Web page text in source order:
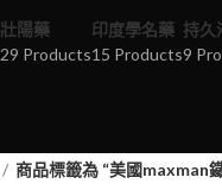
壯陽藥
29 Products
印度學名藥
15 Products
持久
9
商品標籤為 “美國maxman